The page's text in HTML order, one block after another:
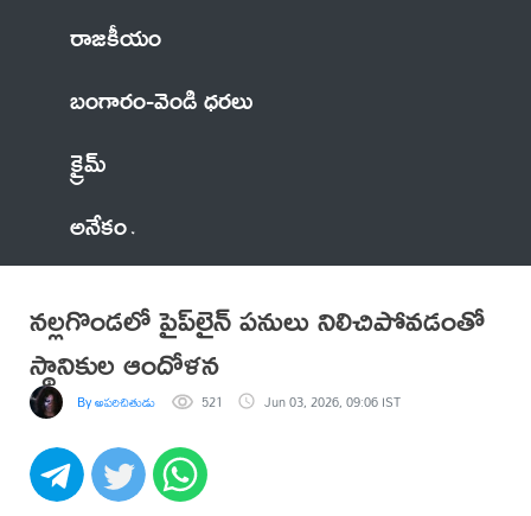
రాజకీయం
బంగారం-వెండి ధరలు
క్రైమ్
అనేకం
నల్లగొండలో పైప్‌లైన్ పనులు నిలిచిపోవడంతో
స్థానికుల ఆందోళన
By అపరిచితుడు 521 Jun 03, 2026, 09:06 IST